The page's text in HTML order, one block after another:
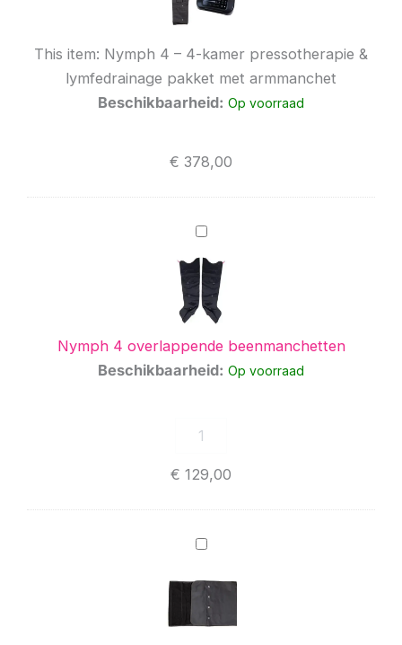
kamer
lymfedrainage
pakket
met
This item: Nymph 4 – 4-kamer pressotherapie &
lymfedrainage pakket met armmanchet
Beschikbaarheid: Op voorraad
€ 378,00
Nymph
overlappende
beenmanchetten
Nymph 4 overlappende beenmanchetten
Beschikbaarheid: Op voorraad
€ 129,00
Nymph
buikmanchet